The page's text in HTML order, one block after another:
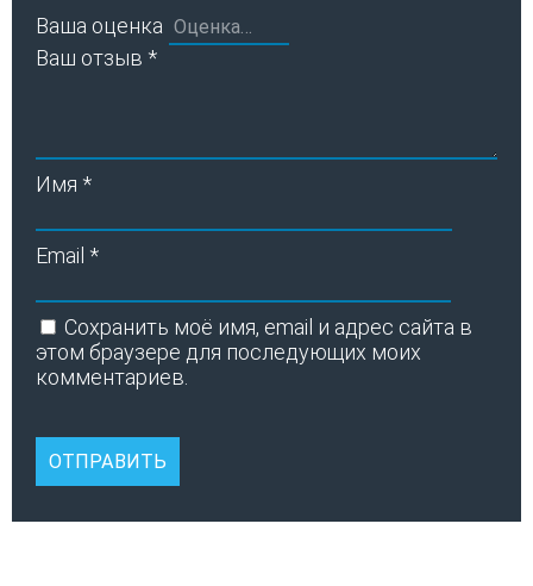
Ваша оценка
Ваш отзыв *
Имя *
Email *
Сохранить моё имя, email и адрес сайта в
этом браузере для последующих моих
комментариев.